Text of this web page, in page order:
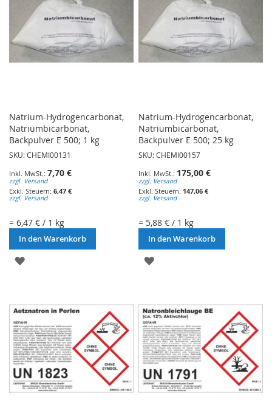
Natrium-Hydrogencarbonat,
Natriumbicarbonat,
Backpulver E 500; 1 kg
SKU: CHEMI00131
7,70 €
zzgl. Versand
6,47 €
zzgl. Versand
= 6,47 € / 1 kg
In den Warenkorb
ZUR
HINZUFÜGEN
Natrium-Hydrogencarbonat,
Natriumbicarbonat,
Backpulver E 500; 25 kg
SKU: CHEMI00157
175,00 €
zzgl. Versand
147,06 €
zzgl. Versand
= 5,88 € / 1 kg
In den Warenkorb
ZUR
HINZUFÜGEN